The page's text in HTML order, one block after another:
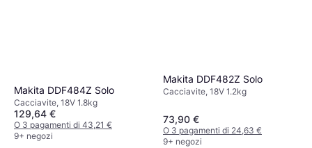
Makita DDF484Z Solo
Cacciavite, 18V 1.8kg
129,64 €
O 3 pagamenti di 43,21 €
9+ negozi
Makita DDF482Z Solo
Cacciavite, 18V 1.2kg
73,90 €
O 3 pagamenti di 24,63 €
9+ negozi